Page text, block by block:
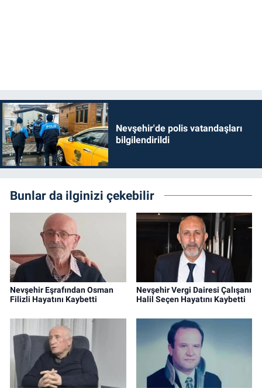
Nevşehir'de polis vatandaşları
bilgilendirildi
Bunlar da ilginizi çekebilir
Nevşehir Eşrafından Osman
Filizli Hayatını Kaybetti
Nevşehir Vergi Dairesi Çalışanı
Halil Seçen Hayatını Kaybetti